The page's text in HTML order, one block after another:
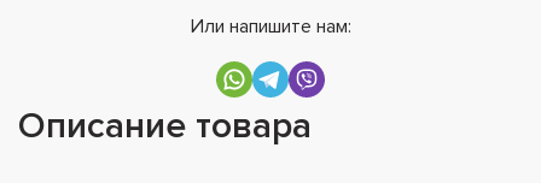
Или напишите нам:
Описание товара